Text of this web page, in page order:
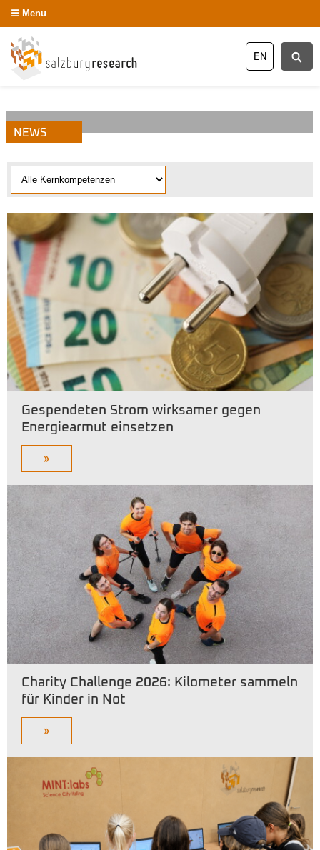
EN
Menu
NEWS
Gespendeten Strom wirksamer gegen
Energiearmut einsetzen
»
Charity Challenge 2026: Kilometer sammeln
für Kinder in Not
»